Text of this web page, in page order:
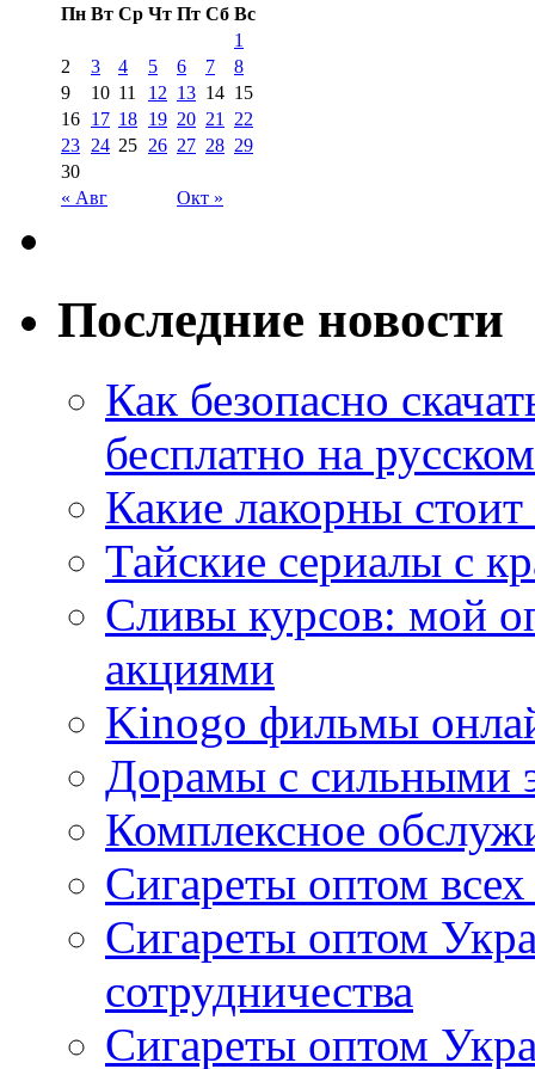
Пн Вт Ср Чт Пт Сб Вс
« Авг Окт »
1
2
3 4 5 6 7
8
9
10 11 12 13 14 15
16 17 18 19 20 21
22
23 24 25 26 27 28 29
30
Последние новости
Как безопасно
бесплатно на
Какие лакорны
Тайские сериалы с
Сливы курсов: мой
акциями
Kinogo фильмы
Дорамы с сильными
Комплексное
Сигареты оптом
Сигареты оптом
сотрудничества
Сигареты оптом